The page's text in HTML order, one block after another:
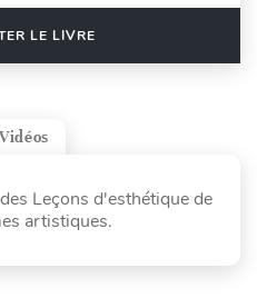
LE LIVRE
Vidéos
Leçons d'esthétique de
artistiques.